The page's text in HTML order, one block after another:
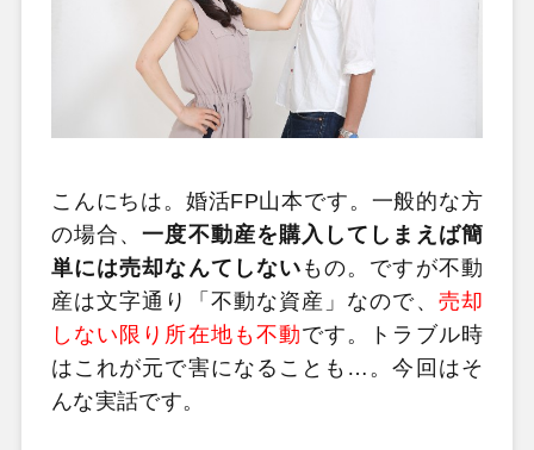
こんにちは。婚活FP山本です。一般的な方
の場合、一度不動産を購入してしまえば簡
単には売却なんてしない もの。ですが不動
産は文字通り「不動な資産」なので、 売却
しない限り所在地も不動です。トラブル時
はこれが元で害になることも…。今回はそ
んな実話です。